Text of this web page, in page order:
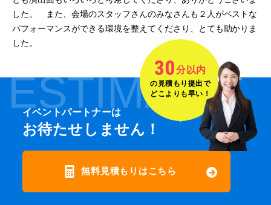
した。 また、会場のスタッフさんのみなさんも２人がベストな
パフォーマンスができる環境を整えてくださり、とても助かりま
した。
ESTIMATE
イベントパートナーは
お待たせしません！
無料見積もりはこちら
30分以内
の見積もり提出で
どこよりも早い！